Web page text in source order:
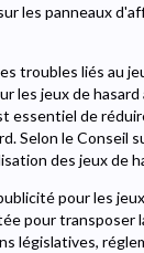
les panneaux
troubles liés au
les jeux de
essentiel de
Selon le Conseil
des jeux de
pour les
pour transposer
législatives,